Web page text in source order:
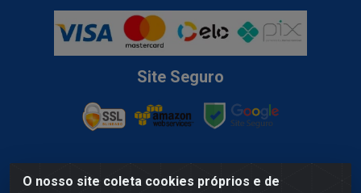
O nosso site coleta cookies próprios e de
Site Seguro